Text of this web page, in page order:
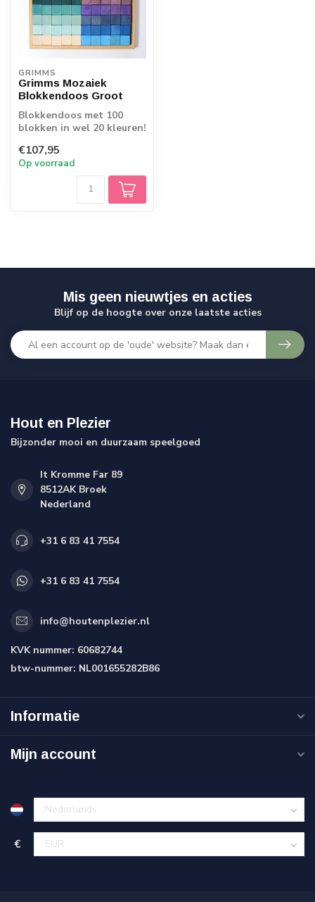
GRIMMS
Grimms Mozaiek
Blokkendoos Groot
Blokkendoos met 100
blokken in wel 20 kleuren!
blokken z...
€107,95
Op voorraad
Mis geen nieuwtjes en acties
Blijf op de hoogte over onze laatste acties
Hout en Plezier
Bijzonder mooi en duurzaam speelgoed
It Kromme Far 89
8512AK Broek
Nederland
+31 6 83 41 7554
+31 6 83 41 7554
info@houtenplezier.nl
KVK nummer: 60682744
btw-nummer: NL001655282B86
Informatie
Mijn account
€